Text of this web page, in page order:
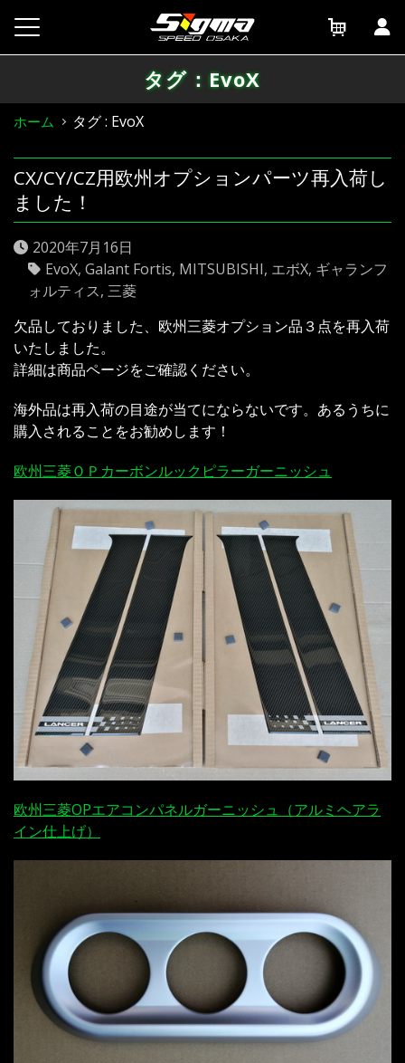
content
タグ：EvoX
ホーム タグ : EvoX
CX/CY/CZ用欧州オプションパーツ再入荷し
ました！
2020年7月16日
EvoX, Galant Fortis, MITSUBISHI, エボX, ギャランフ
ォルティス, 三菱
欠品しておりました、欧州三菱オプション品３点を再入荷
いたしました。
詳細は商品ページをご確認ください。
海外品は再入荷の目途が当てにならないです。あるうちに
購入されることをお勧めします！
欧州三菱ＯＰカーボンルックピラーガーニッシュ
欧州三菱OPエアコンパネルガーニッシュ（アルミヘアラ
イン仕上げ）